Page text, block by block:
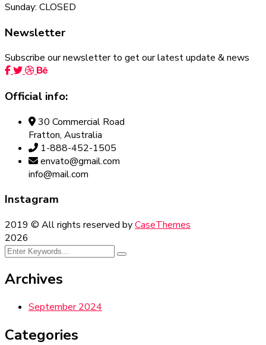
Sunday: CLOSED
Newsletter
Subscribe our newsletter to get our latest update & news
Official info:
30 Commercial Road
Fratton, Australia
1-888-452-1505
envato@gmail.com
info@mail.com
Instagram
2019 © All rights reserved byCaseThemes
2026
Archives
September 2024
Categories